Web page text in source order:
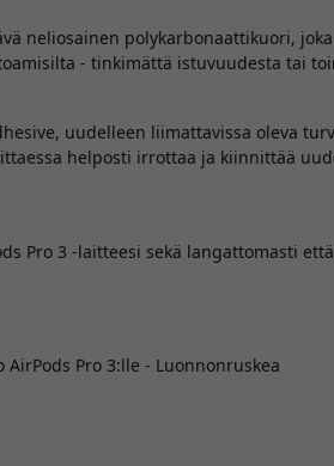
neliosainen polykarbonaattikuori,
- tinkimättä istuvuudesta tai
uudelleen liimattavissa oleva
helposti irrottaa ja kiinnittää
Pro 3 -laitteesi sekä langattomasti
Pro 3:lle - Luonnonruskea